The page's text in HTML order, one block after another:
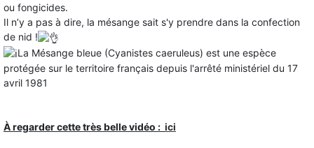
ou fongicides.
Il n’y a pas à dire, la mésange sait s'y prendre dans la confection
de nid !
La Mésange bleue (Cyanistes caeruleus) est une espèce
protégée sur le territoire français depuis l'arrêté ministériel du 17
avril 1981
À regarder cette très belle vidéo : ici